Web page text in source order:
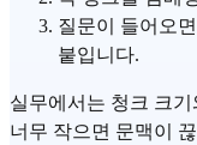
질문이 들어오
붙입니다.
실무에서는 청크 크
너무 작으면 문맥이